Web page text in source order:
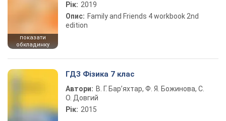
показати
обкладинку
Рік: 2019
Опис: Family and Friends 4 workbook 2nd
edition
ГДЗ Фізика 7 клас
Автори: В. Г. Бар’яхтар, Ф. Я. Божинова, С.
О. Довгий
Рік: 2015